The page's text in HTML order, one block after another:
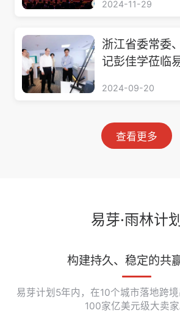
2024-11-29
浙江省委常委
记彭佳学莅临
2024-09-20
查看更多
易芽·雨林计划
构建持久、稳定的共
易芽计划5年内，在10个城市落地跨
100家亿美元级大卖家